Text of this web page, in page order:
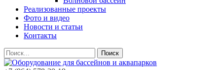
Реализованные проекты
Фото и видео
Новости и статьи
Контакты
Поиск